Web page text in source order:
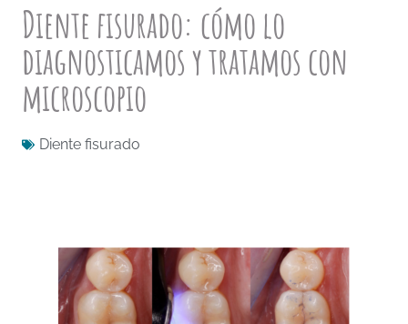
Diente fisurado: cómo lo
diagnosticamos y tratamos con
microscopio
Diente fisurado